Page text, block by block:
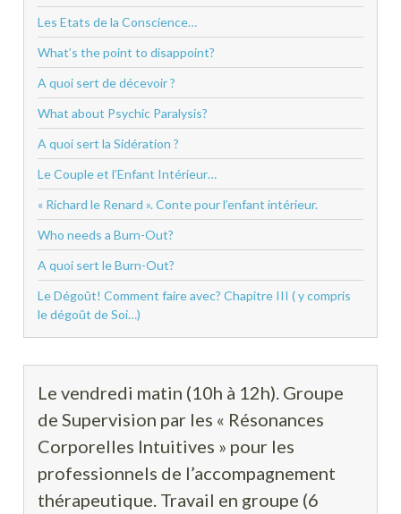
Les Etats de la Conscience…
What’s the point to disappoint?
A quoi sert de décevoir ?
What about Psychic Paralysis?
A quoi sert la Sidération ?
Le Couple et l’Enfant Intérieur…
« Richard le Renard ». Conte pour l’enfant intérieur.
Who needs a Burn-Out?
A quoi sert le Burn-Out?
Le Dégoût! Comment faire avec? Chapitre III ( y compris
le dégoût de Soi…)
Le vendredi matin (10h à 12h). Groupe
de Supervision par les « Résonances
Corporelles Intuitives » pour les
professionnels de l’accompagnement
thérapeutique. Travail en groupe (6